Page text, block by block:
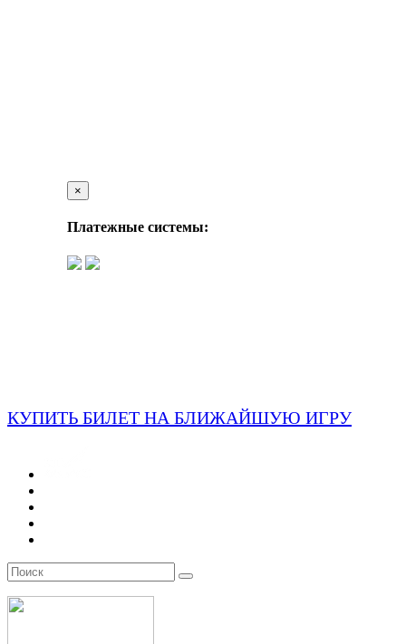
×
Платежные системы:
КУПИТЬ БИЛЕТ НА БЛИЖАЙШУЮ ИГРУ